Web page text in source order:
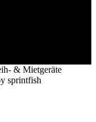
& Mietgeräte
sprintfish